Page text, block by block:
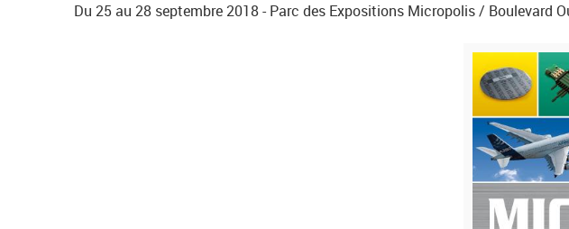
-
Du 25 au 28 septembre 2018 - Parc des Expositions Micropolis / Boulevard
m
c